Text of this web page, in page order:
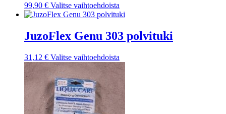
99,90 € Valitse vaihtoehdoista
tuotteella
useampi
muunnelma.
tehdä
JuzoFlex Genu 303 polvituki
31,12 € Valitse vaihtoehdoista